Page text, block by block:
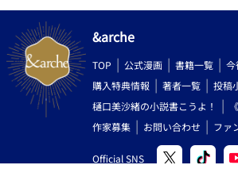
&arche
TOP 公式漫画 書籍一覧
今
購入特典情報
著者一覧 投稿
樋口美沙緒の小説書こうよ！
作家募集
お問い合わせ ファ
Official SNS